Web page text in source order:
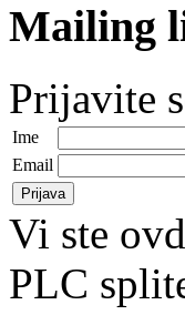
Mailing
Prijavite
Ime
Email
Vi ste
PLC